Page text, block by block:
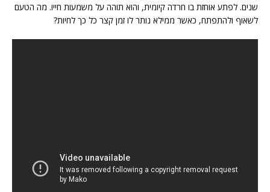
שנים. לפתע אוחזת בו חרדה קיומית, והוא תוהה על משמעות חייו. מה הטעם
לשאוף ולהתפתח, כאשר ממילא נותר לו זמן קצר כל כך לחיות?